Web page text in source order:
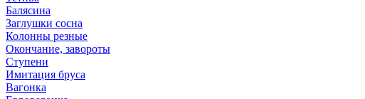
Балясина
Заглушки сосна
Колонны резные
Окончание, завороты
Ступени
Имитация бруса
Вагонка